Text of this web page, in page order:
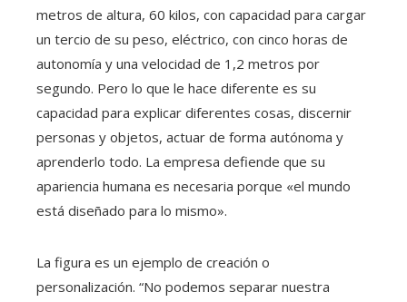
metros de altura, 60 kilos, con capacidad para cargar
un tercio de su peso, eléctrico, con cinco horas de
autonomía y una velocidad de 1,2 metros por
segundo. Pero lo que le hace diferente es su
capacidad para explicar diferentes cosas, discernir
personas y objetos, actuar de forma autónoma y
aprenderlo todo. La empresa defiende que su
apariencia humana es necesaria porque «el mundo
está diseñado para lo mismo».
La figura es un ejemplo de creación o
personalización. “No podemos separar nuestra